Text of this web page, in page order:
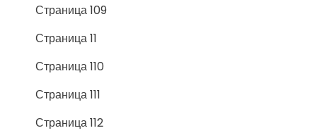
Страница 109
Страница 11
Страница 110
Страница 111
Страница 112